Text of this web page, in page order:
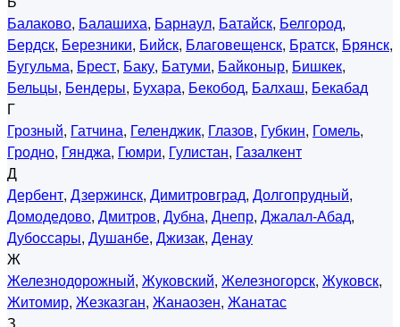
Балаково, Балашиха, Барнаул, Батайск, Белгород,
Бердск, Березники, Бийск, Благовещенск, Братск, Брянск,
Бугульма, Брест, Баку, Батуми, Байконыр, Бишкек,
Бельцы, Бендеры, Бухара, Бекобод, Балхаш, Бекабад
Г
Грозный, Гатчина, Геленджик, Глазов, Губкин, Гомель,
Гродно, Гянджа, Гюмри, Гулистан, Газалкент
Д
Дербент, Дзержинск, Димитровград, Долгопрудный,
Домодедово, Дмитров, Дубна, Днепр, Джалал-Абад,
Дубоссары, Душанбе, Джизак, Денау
Ж
Железнодорожный, Жуковский, Железногорск, Жуковск,
Житомир, Жезказган, Жанаозен, Жанатас